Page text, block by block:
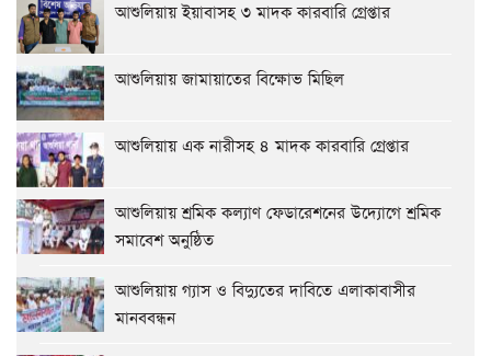
আশুলিয়ায় ইয়াবাসহ ৩ মাদক কারবারি গ্রেপ্তার
আশুলিয়ায় জামায়াতের বিক্ষোভ মিছিল
আশুলিয়ায় এক নারীসহ ৪ মাদক কারবারি গ্রেপ্তার
আশুলিয়ায় শ্রমিক কল্যাণ ফেডারেশনের উদ্যোগে শ্রমিক
সমাবেশ অনুষ্ঠিত
আশুলিয়ায় গ্যাস ও বিদ্যুতের দাবিতে এলাকাবাসীর
মানববন্ধন